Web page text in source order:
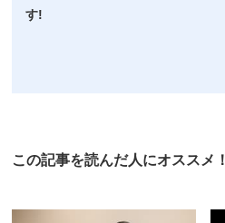
す!
この記事を読んだ人にオススメ！